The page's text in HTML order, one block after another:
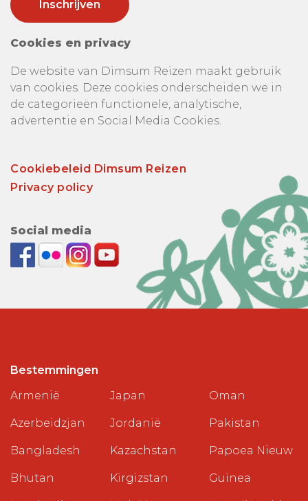
Cookies en privacy
De website van Dimsum Reizen maakt gebruik
van cookies. Deze cookies onderscheiden we in
de categorieën functionele, analytische,
advertentie en Social Media Cookies.
Cookiebeleid Dimsum Reizen
Privacy policy
Social media
Bestemmingen
Armenië
Azerbeidzjan
Bangladesh
Bhutan
Japan
Jordanië
Kazachstan
Kirgizstan
Oman
Pakistan
Papoea Nieuw
Guinea